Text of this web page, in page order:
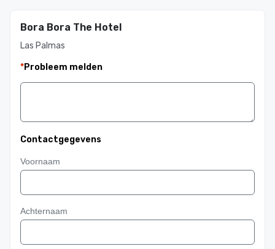
Bora Bora The Hotel
Las Palmas
*Probleem melden
Contactgegevens
Voornaam
Achternaam